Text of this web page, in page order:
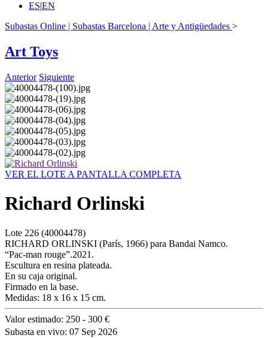
ES|EN
Subastas Online | Subastas Barcelona | Arte y Antigüedades >
Art Toys
Anterior Siguiente
VER EL LOTE A PANTALLA COMPLETA
Richard Orlinski
Lote 226 (40004478)
RICHARD ORLINSKI (París, 1966) para Bandai Namco.
“Pac-man rouge”.2021.
Escultura en resina plateada.
En su caja original.
Firmado en la base.
Medidas: 18 x 16 x 15 cm.
Valor estimado: 250 - 300 €
Subasta en vivo: 07 Sep 2026